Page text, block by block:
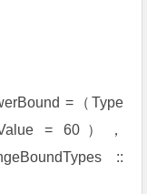
=（Type
= 60），
::